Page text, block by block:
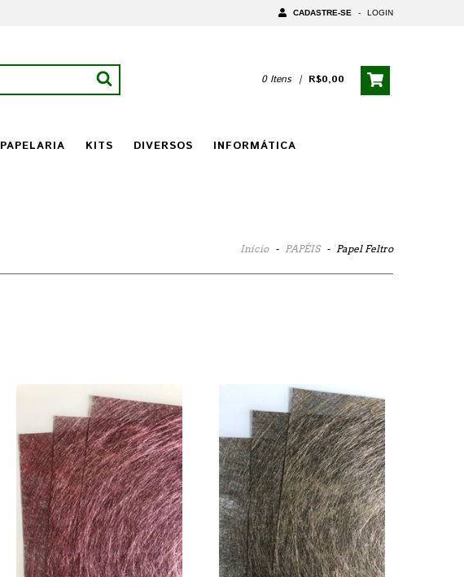
CADASTRE-SE - LOGIN
0 Itens | R$0,00
PAPELARIA KITS DIVERSOS
INFORMÁTICA
Início - PAPÉIS - Papel Feltro